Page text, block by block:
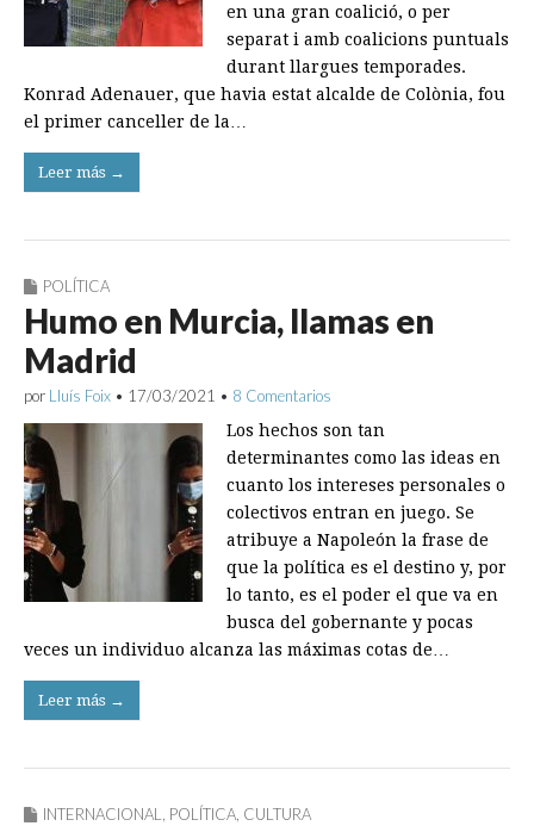
en una gran coalició, o per
separat i amb coalicions puntuals
durant llargues temporades.
Konrad Adenauer, que havia estat alcalde de Colònia, fou
el primer canceller de la…
Leer más →
POLÍTICA
Humo en Murcia, llamas en
Madrid
por Lluís Foix • 17/03/2021 • 8 Comentarios
Los hechos son tan
determinantes como las ideas en
cuanto los intereses personales o
colectivos entran en juego. Se
atribuye a Napoleón la frase de
que la política es el destino y, por
lo tanto, es el poder el que va en
busca del gobernante y pocas
veces un individuo alcanza las máximas cotas de…
Leer más →
INTERNACIONAL, POLÍTICA, CULTURA